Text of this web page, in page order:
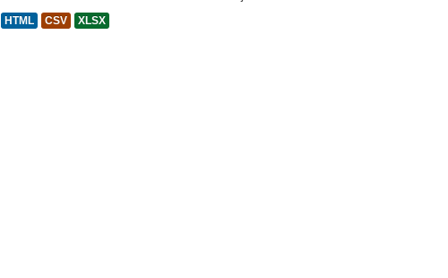
HTML CSV XLSX